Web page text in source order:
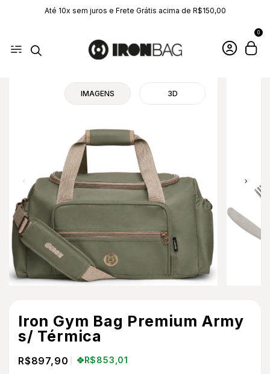
Até 10x sem juros e Frete Grátis acima de R$150,00
0
IMAGENS 3D
Iron Gym Bag Premium Army
s/ Térmica
R$897,90
R$853,01